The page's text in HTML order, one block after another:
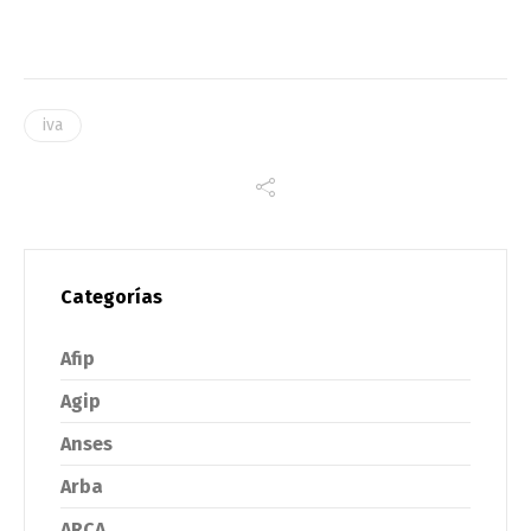
iva
Categorías
Afip
Agip
Anses
Arba